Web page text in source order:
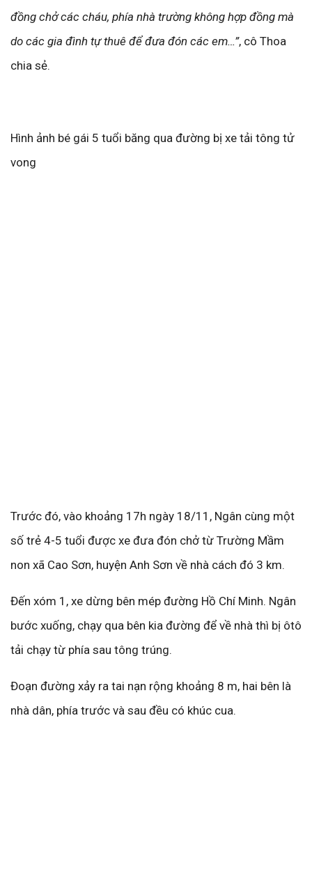
đồng chở các cháu, phía nhà trường không hợp đồng mà
do các gia đình tự thuê để đưa đón các em…”, cô Thoa
chia sẻ.
Hình ảnh bé gái 5 tuổi băng qua đường bị xe tải tông tử
vong
Trước đó, vào khoảng 17h ngày 18/11, Ngân cùng một
số trẻ 4-5 tuổi được xe đưa đón chở từ Trường Mầm
non xã Cao Sơn, huyện Anh Sơn về nhà cách đó 3 km.
Đến xóm 1, xe dừng bên mép đường Hồ Chí Minh. Ngân
bước xuống, chạy qua bên kia đường để về nhà thì bị ôtô
tải chạy từ phía sau tông trúng.
Đoạn đường xảy ra tai nạn rộng khoảng 8 m, hai bên là
nhà dân, phía trước và sau đều có khúc cua.